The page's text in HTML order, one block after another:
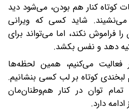
کوتاه کنار هم بودن، می‌شود دید
شاید کسی که ویرانی
فراموش نکند، اما می‌تواند برای
دهد و نفس بکشد.
فعالیت می‌کنیم، همین لحظه‌ها
لبخندی کوتاه بر لب کسی بنشانیم.
توان در کنار هم‌وطنان‌مان
دارد.